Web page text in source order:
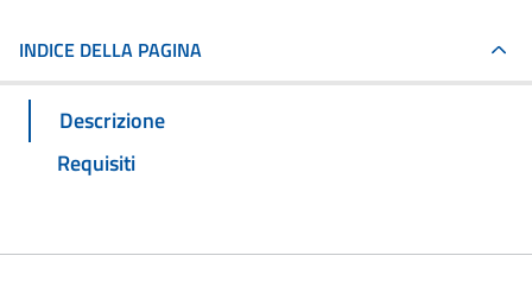
INDICE DELLA PAGINA
Descrizione
Requisiti